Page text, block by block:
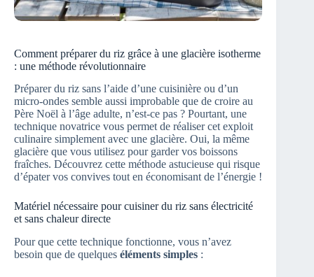
Comment préparer du riz grâce à une glacière isotherme
: une méthode révolutionnaire
Préparer du riz sans l’aide d’une cuisinière ou d’un
micro-ondes semble aussi improbable que de croire au
Père Noël à l’âge adulte, n’est-ce pas ? Pourtant, une
technique novatrice vous permet de réaliser cet exploit
culinaire simplement avec une glacière. Oui, la même
glacière que vous utilisez pour garder vos boissons
fraîches. Découvrez cette méthode astucieuse qui risque
d’épater vos convives tout en économisant de l’énergie !
Matériel nécessaire pour cuisiner du riz sans électricité
et sans chaleur directe
Pour que cette technique fonctionne, vous n’avez
besoin que de quelques éléments simples :